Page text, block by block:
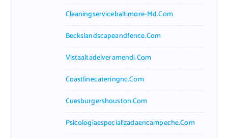
Cleaningservicebaltimore-Md.com
Beckslandscapeandfence.com
Vistaaltadelveramendi.com
Coastlinecateringnc.com
Cuesburgershouston.com
Psicologiaespecializadaencampeche.com